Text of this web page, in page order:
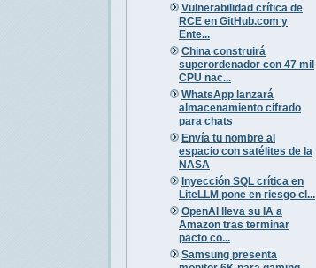
Vulnerabilidad crítica de
RCE en GitHub.com y
Ente...
China construirá
superordenador con 47 mil
CPU nac...
WhatsApp lanzará
almacenamiento cifrado
para chats
Envía tu nombre al
espacio con satélites de la
NASA
Inyección SQL crítica en
LiteLLM pone en riesgo cl...
OpenAI lleva su IA a
Amazon tras terminar
pacto co...
Samsung presenta